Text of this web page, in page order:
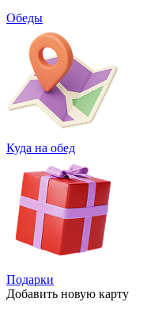
Обеды
Куда на обед
Подарки
Добавить новую карту